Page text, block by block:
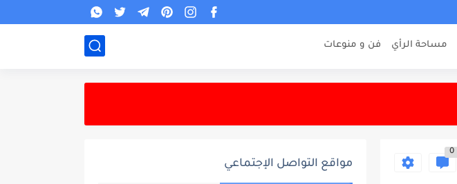
مساحة الرأي فن و منوعات
0
مواقع التواصل الإجتماعي